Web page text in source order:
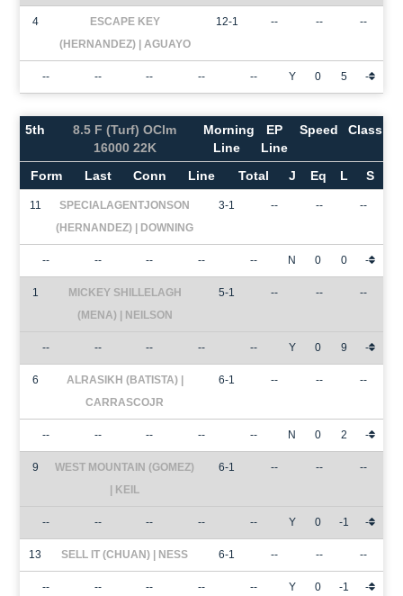
4
ESCAPE KEY
(HERNANDEZ) | AGUAYO
12-1 -- -- --
-- -- -- -- -- Y 0 5 -
5th
8.5 F (Turf) OClm
16000 22K
Morning
Line
EP
Line
Speed Class
Form Last Conn Line Total J Eq L S
11
SPECIALAGENTJONSON
(HERNANDEZ) | DOWNING
3-1 -- -- --
-- -- -- -- -- N 0 0 -
1
MICKEY SHILLELAGH
(MENA) | NEILSON
5-1 -- -- --
-- -- -- -- -- Y 0 9 -
6
ALRASIKH (BATISTA) |
CARRASCOJR
6-1 -- -- --
-- -- -- -- -- N 0 2 -
9
WEST MOUNTAIN (GOMEZ)
| KEIL
6-1 -- -- --
-- -- -- -- -- Y 0 -1 -
13 SELL IT (CHUAN) | NESS 6-1 -- -- --
-- -- -- -- -- Y 0 -1 -